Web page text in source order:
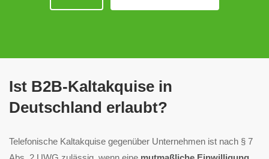
Ist B2B-Kaltakquise in
Deutschland erlaubt?
Telefonische Kaltakquise gegenüber Unternehmen ist nach § 7